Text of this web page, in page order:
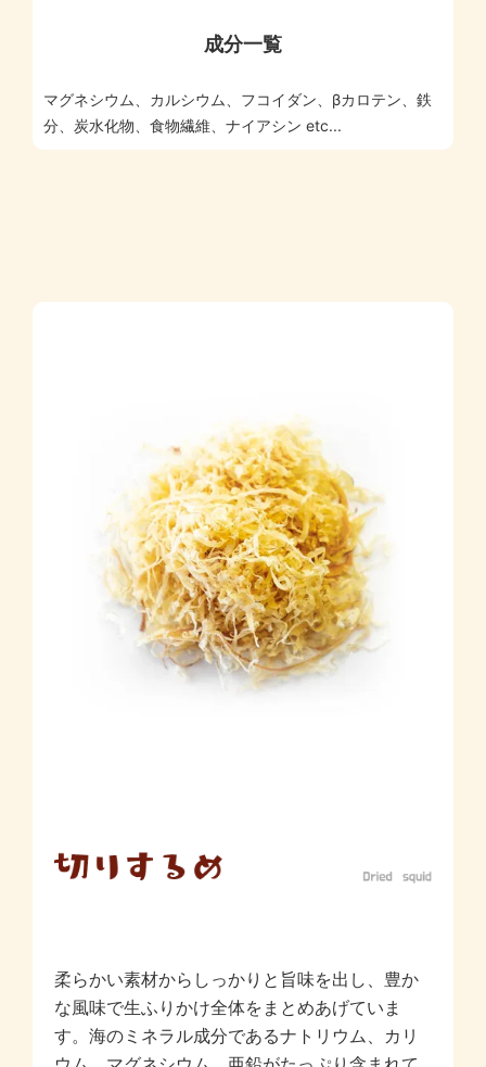
成分一覧
マグネシウム、カルシウム、フコイダン、βカロテン、鉄
分、炭水化物、食物繊維、ナイアシン etc...
柔らかい素材からしっかりと旨味を出し、豊か
な風味で生ふりかけ全体をまとめあげていま
す。海のミネラル成分であるナトリウム、カリ